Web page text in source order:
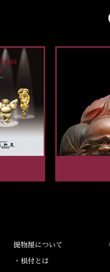
提物屋について
・根付とは